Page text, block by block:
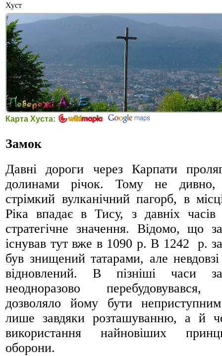
Хуст
Карта Хуста:
Замок
Давні дороги через Карпати
долинами річок. Тому не
стрімкий вулканічний пагорб, в
Ріка впадає в Тису, з давніх часів
стратегічне значення. Відомо, що
існував тут вже в 1090 р. В 1242 р.
був знищений татарами, але
відновлений. В пізніші часи
неодноразово
дозволяло йому бути
лише завдяки розташуванню, а й
використання найновіших
оборони.